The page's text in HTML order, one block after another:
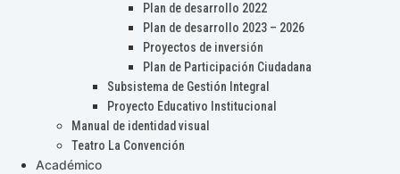
Plan de desarrollo 2022
Plan de desarrollo 2023 – 2026
Proyectos de inversión
Plan de Participación Ciudadana
Subsistema de Gestión Integral
Proyecto Educativo Institucional
Manual de identidad visual
Teatro La Convención
Académico